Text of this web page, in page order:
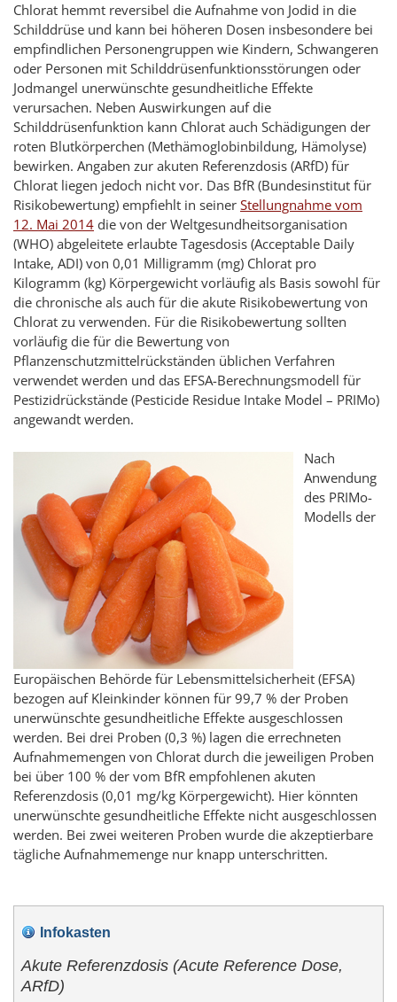
Chlorat hemmt reversibel die Aufnahme von Jodid in die
Schilddrüse und kann bei höheren Dosen insbesondere bei
empfindlichen Personengruppen wie Kindern, Schwangeren
oder Personen mit Schilddrüsenfunktionsstörungen oder
Jodmangel unerwünschte gesundheitliche Effekte
verursachen. Neben Auswirkungen auf die
Schilddrüsenfunktion kann Chlorat auch Schädigungen der
roten Blutkörperchen (Methämoglobinbildung, Hämolyse)
bewirken. Angaben zur akuten Referenzdosis (ARfD) für
Chlorat liegen jedoch nicht vor. Das BfR (Bundesinstitut für
Risikobewertung) empfiehlt in seiner Stellungnahme vom
12. Mai 2014 die von der Weltgesundheitsorganisation
(WHO) abgeleitete erlaubte Tagesdosis (Acceptable Daily
Intake, ADI) von 0,01 Milligramm (mg) Chlorat pro
Kilogramm (kg) Körpergewicht vorläufig als Basis sowohl für
die chronische als auch für die akute Risikobewertung von
Chlorat zu verwenden. Für die Risikobewertung sollten
vorläufig die für die Bewertung von
Pflanzenschutzmittelrückständen üblichen Verfahren
verwendet werden und das EFSA-Berechnungsmodell für
Pestizidrückstände (Pesticide Residue Intake Model – PRIMo)
angewandt werden.
Nach
Anwendung
des PRIMo-
Modells der
Europäischen Behörde für Lebensmittelsicherheit (EFSA)
bezogen auf Kleinkinder können für 99,7 % der Proben
unerwünschte gesundheitliche Effekte ausgeschlossen
werden. Bei drei Proben (0,3 %) lagen die errechneten
Aufnahmemengen von Chlorat durch die jeweiligen Proben
bei über 100 % der vom BfR empfohlenen akuten
Referenzdosis (0,01 mg/kg Körpergewicht). Hier könnten
unerwünschte gesundheitliche Effekte nicht ausgeschlossen
werden. Bei zwei weiteren Proben wurde die akzeptierbare
tägliche Aufnahmemenge nur knapp unterschritten.
Infokasten
Akute Referenzdosis (Acute Reference Dose,
ARfD)